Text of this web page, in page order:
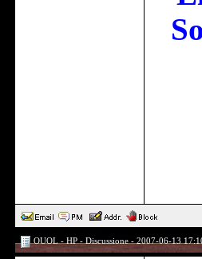
OUOL - HP - Discussione - 2007-06-13